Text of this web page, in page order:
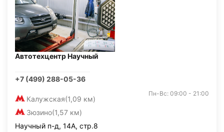
Автотехцентр Научный
+7 (499) 288-05-36
Калужская(1,09 км)
Зюзино(1,57 км)
Пн-Вс: 09:00 - 21:00
Научный п-д, 14А, стр.8